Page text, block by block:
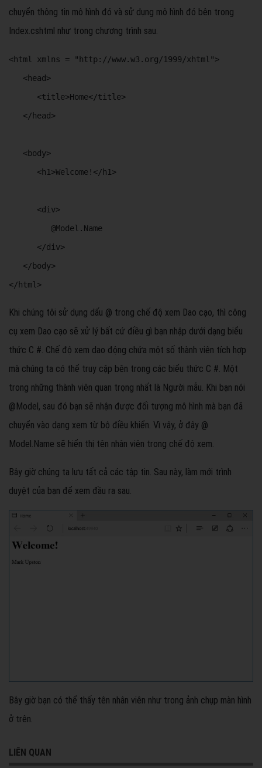
chuyển thông tin mô hình đó và sử dụng mô hình đó bên trong
Index.cshtml như trong chương trình sau.
<html xmlns = "http://www.w3.org/1999/xhtml">
   <head>
      <title>Home</title>
   </head>
   <body>
      <h1>Welcome!</h1>
      <div>
         @Model.Name
      </div>
   </body>
</html>
Khi chúng tôi sử dụng dấu @ trong chế độ xem Dao cạo, thì công
cụ xem Dao cạo sẽ xử lý bất cứ điều gì bạn nhập dưới dạng biểu
thức C #. Chế độ xem dao động chứa một số thành viên tích hợp
mà chúng ta có thể truy cập bên trong các biểu thức C #. Một
trong những thành viên quan trọng nhất là Người mẫu. Khi bạn nói
@Model, sau đó bạn sẽ nhận được đối tượng mô hình mà bạn đã
chuyển vào dạng xem từ bộ điều khiển. Vì vậy, ở đây @
Model.Name sẽ hiển thị tên nhân viên trong chế độ xem.
Bây giờ chúng ta lưu tất cả các tập tin. Sau này, làm mới trình
duyệt của bạn để xem đầu ra sau.
Bây giờ bạn có thể thấy tên nhân viên như trong ảnh chụp màn hình
ở trên.